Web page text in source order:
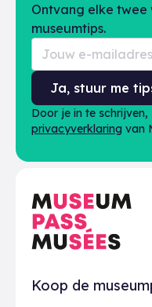
Praktisch
Koop de
Ontvang elke twee
museumtips.
Ja, stuur me
Door je in te
privacyverklaring van